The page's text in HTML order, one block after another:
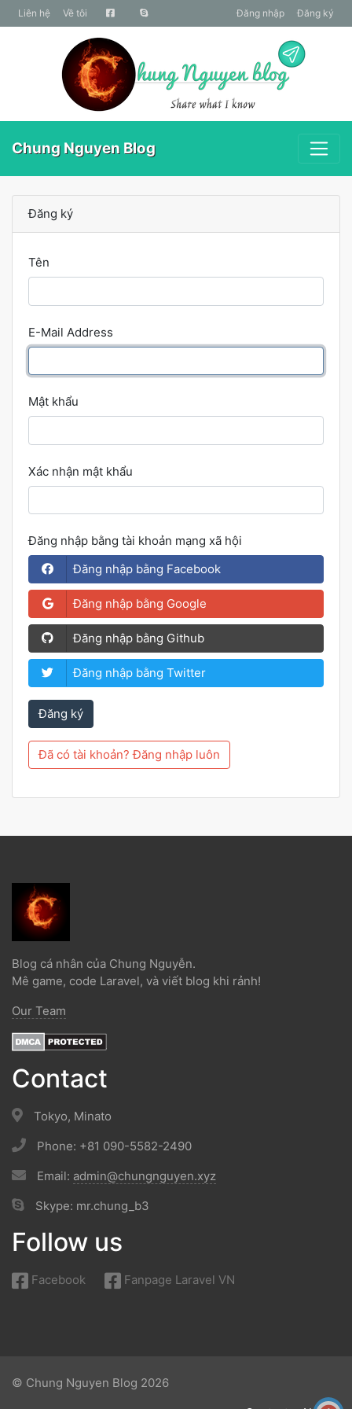
liên hệ Về tôi Đăng nhập Đăng ký
Chung Nguyen Blog
Đăng ký
Tên
E-Mail Address
Mật khẩu
Xác nhận mật khẩu
Đăng nhập bằng tài khoản mạng xã hội
Đăng nhập bằng Facebook
Đăng nhập bằng Google
Đăng nhập bằng Github
Đăng nhập bằng Twitter
Đăng ký
Đã có tài khoản? Đăng nhập luôn
Blog cá nhân của Chung Nguyễn.
Mê game, code Laravel, và viết blog khi rảnh!
Our Team
Contact
Tokyo, Minato
Phone: +81 090-5582-2490
Email: admin@chungnguyen.xyz
Skype: mr.chung_b3
Follow us
Facebook Fanpage Laravel VN
© Chung Nguyen Blog 2026